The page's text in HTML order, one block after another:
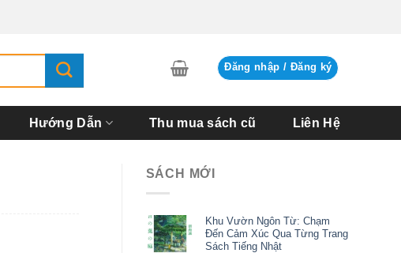
Đăng nhập / Đăng ký
Hướng Dẫn Thu mua sách cũ Liên Hệ
SÁCH MỚI
Khu Vườn Ngôn Từ: Chạm
Đến Cảm Xúc Qua Từng Trang
Sách Tiếng Nhật